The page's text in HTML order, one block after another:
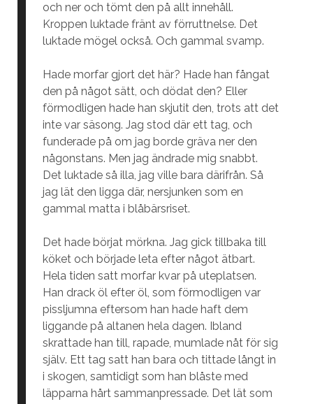
och ner och tömt den på allt innehåll.
Kroppen luktade fränt av förruttnelse. Det
luktade mögel också. Och gammal svamp.
Hade morfar gjort det här? Hade han fångat
den på något sätt, och dödat den? Eller
förmodligen hade han skjutit den, trots att det
inte var säsong. Jag stod där ett tag, och
funderade på om jag borde gräva ner den
någonstans. Men jag ändrade mig snabbt.
Det luktade så illa, jag ville bara därifrån. Så
jag lät den ligga där, nersjunken som en
gammal matta i blåbärsriset.
Det hade börjat mörkna. Jag gick tillbaka till
köket och började leta efter något ätbart.
Hela tiden satt morfar kvar på uteplatsen.
Han drack öl efter öl, som förmodligen var
pissljumna eftersom han hade haft dem
liggande på altanen hela dagen. Ibland
skrattade han till, rapade, mumlade nåt för sig
själv. Ett tag satt han bara och tittade långt in
i skogen, samtidigt som han blåste med
läpparna hårt sammanpressade. Det lät som